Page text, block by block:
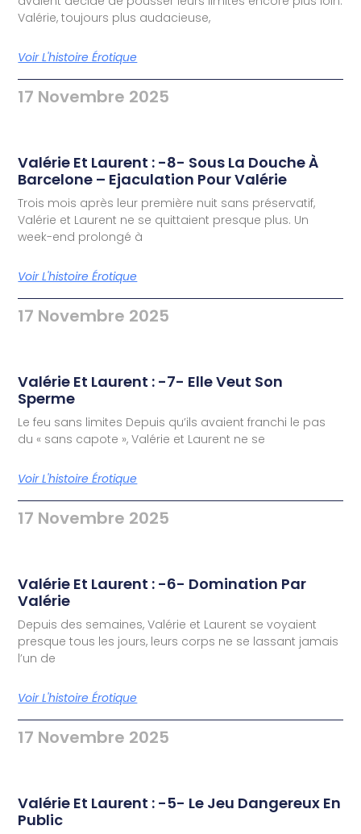
Valérie, toujours plus audacieuse,
Voir L'histoire Érotique
17 Novembre 2025
Valérie Et Laurent : -8- Sous La Douche À
Barcelone – Ejaculation Pour Valérie
Trois mois après leur première nuit sans préservatif,
Valérie et Laurent ne se quittaient presque plus. Un
week-end prolongé à
Voir L'histoire Érotique
17 Novembre 2025
Valérie Et Laurent : -7- Elle Veut Son
Sperme
Le feu sans limites Depuis qu’ils avaient franchi le pas
du « sans capote », Valérie et Laurent ne se
Voir L'histoire Érotique
17 Novembre 2025
Valérie Et Laurent : -6- Domination Par
Valérie
Depuis des semaines, Valérie et Laurent se voyaient
presque tous les jours, leurs corps ne se lassant jamais
l’un de
Voir L'histoire Érotique
17 Novembre 2025
Valérie Et Laurent : -5- Le Jeu Dangereux En
Public